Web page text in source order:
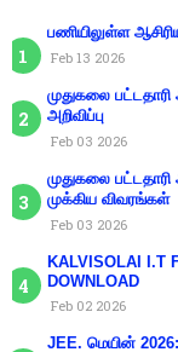
பணியிலுள்ள
Feb 13 2026
முதுகலை
அறிவிப்பு
Feb 03 2026
முதுகலை
முக்கிய விவரங்கள்
Feb 03 2026
KALVISOLAI I.T
DOWNLOAD
Feb 02 2026
JEE. மெயின்